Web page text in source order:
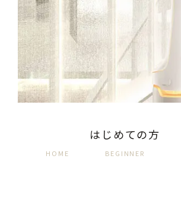
HOME
はじめての方
BEGINNER